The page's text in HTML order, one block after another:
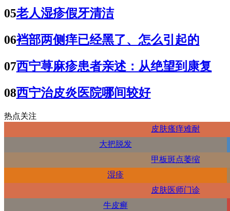
05老人湿疹假牙清洁
06裆部两侧痒已经黑了、怎么引起的
07西宁荨麻疹患者亲述：从绝望到康复
08西宁治皮炎医院哪间较好
热点关注
皮肤瘙痒难耐
大把脱发
甲板斑点萎缩
湿疹
皮肤医师门诊
牛皮癣